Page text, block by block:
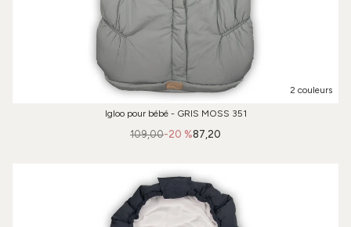
2 couleurs
Igloo pour bébé - GRIS MOSS 351
-20 %
109,00 87,20